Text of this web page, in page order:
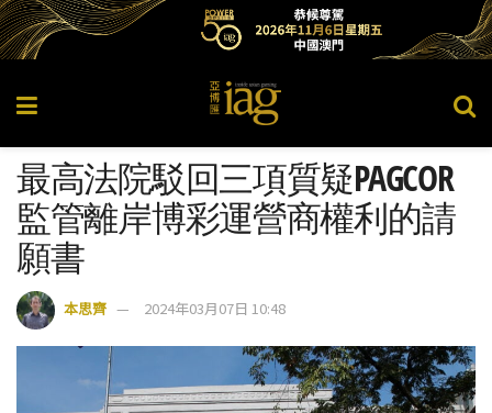
最高法院駁回三項質疑PAGCOR
監管離岸博彩運營商權利的請
願書
本思齊 2024年03月07日 10:48